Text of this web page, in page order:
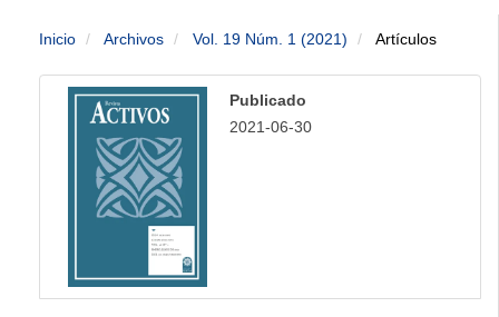
Navegación
principal
Contenido
Inicio Archivos Vol. 19 Núm. 1 (2021) Artículos
Publicado
2021-06-30